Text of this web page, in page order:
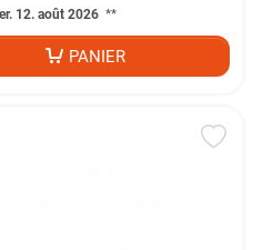
12. août 2026 **
PANIER